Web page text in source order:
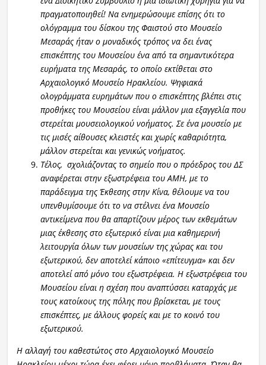
πραγματοποιηθεί! Να ενημερώσουμε επίσης ότι το
ολόγραμμα του δίσκου της Φαιστού στο Μουσείο
Μεσαράς ήταν ο μοναδικός τρόπος να δει ένας
επισκέπτης του Μουσείου ένα από τα σημαντικότερα
ευρήματα της Μεσαράς, το οποίο εκτίθεται στο
Αρχαιολογικό Μουσείο Ηρακλείου. Ψηφιακά
ολογράμματα ευρημάτων που ο επισκέπτης βλέπει στις
προθήκες του Μουσείου είναι μάλλον μια εξαγγελία που
στερείται μουσειολογικού νοήματος. Σε ένα μουσείο με
τις μισές αίθουσες κλειστές και χωρίς καθαριότητα,
μάλλον στερείται και γενικώς νοήματος.
Τέλος, σχολιάζοντας το σημείο που ο πρόεδρος του ΔΣ
αναφέρεται στην εξωστρέφεια του ΑΜΗ, με το
παράδειγμα της Έκθεσης στην Κίνα, θέλουμε να του
υπενθυμίσουμε ότι το να στέλνει ένα Μουσείο
αντικείμενα που θα απαρτίζουν μέρος των εκθεμάτων
μιας έκθεσης στο εξωτερικό είναι μια καθημερινή
λειτουργία όλων των μουσείων της χώρας και του
εξωτερικού, δεν αποτελεί κάποιο «επίτευγμα» και δεν
αποτελεί από μόνο του εξωστρέφεια. Η εξωστρέφεια του
Μουσείου είναι η σχέση που αναπτύσσει καταρχάς με
τους κατοίκους της πόλης που βρίσκεται, με τους
επισκέπτες, με άλλους φορείς και με το κοινό του
εξωτερικού.
Η αλλαγή του καθεστώτος στο Αρχαιολογικό Μουσείο